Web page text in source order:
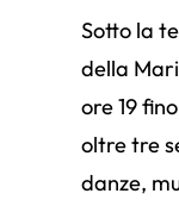
Sotto la
della
ore 19
oltre tre
danze,